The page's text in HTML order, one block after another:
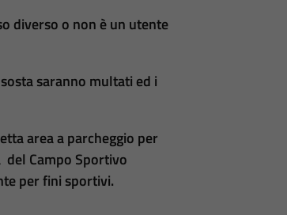
diverso o non è un utente
saranno multati ed i
area a parcheggio per
del Campo Sportivo
per fini sportivi.